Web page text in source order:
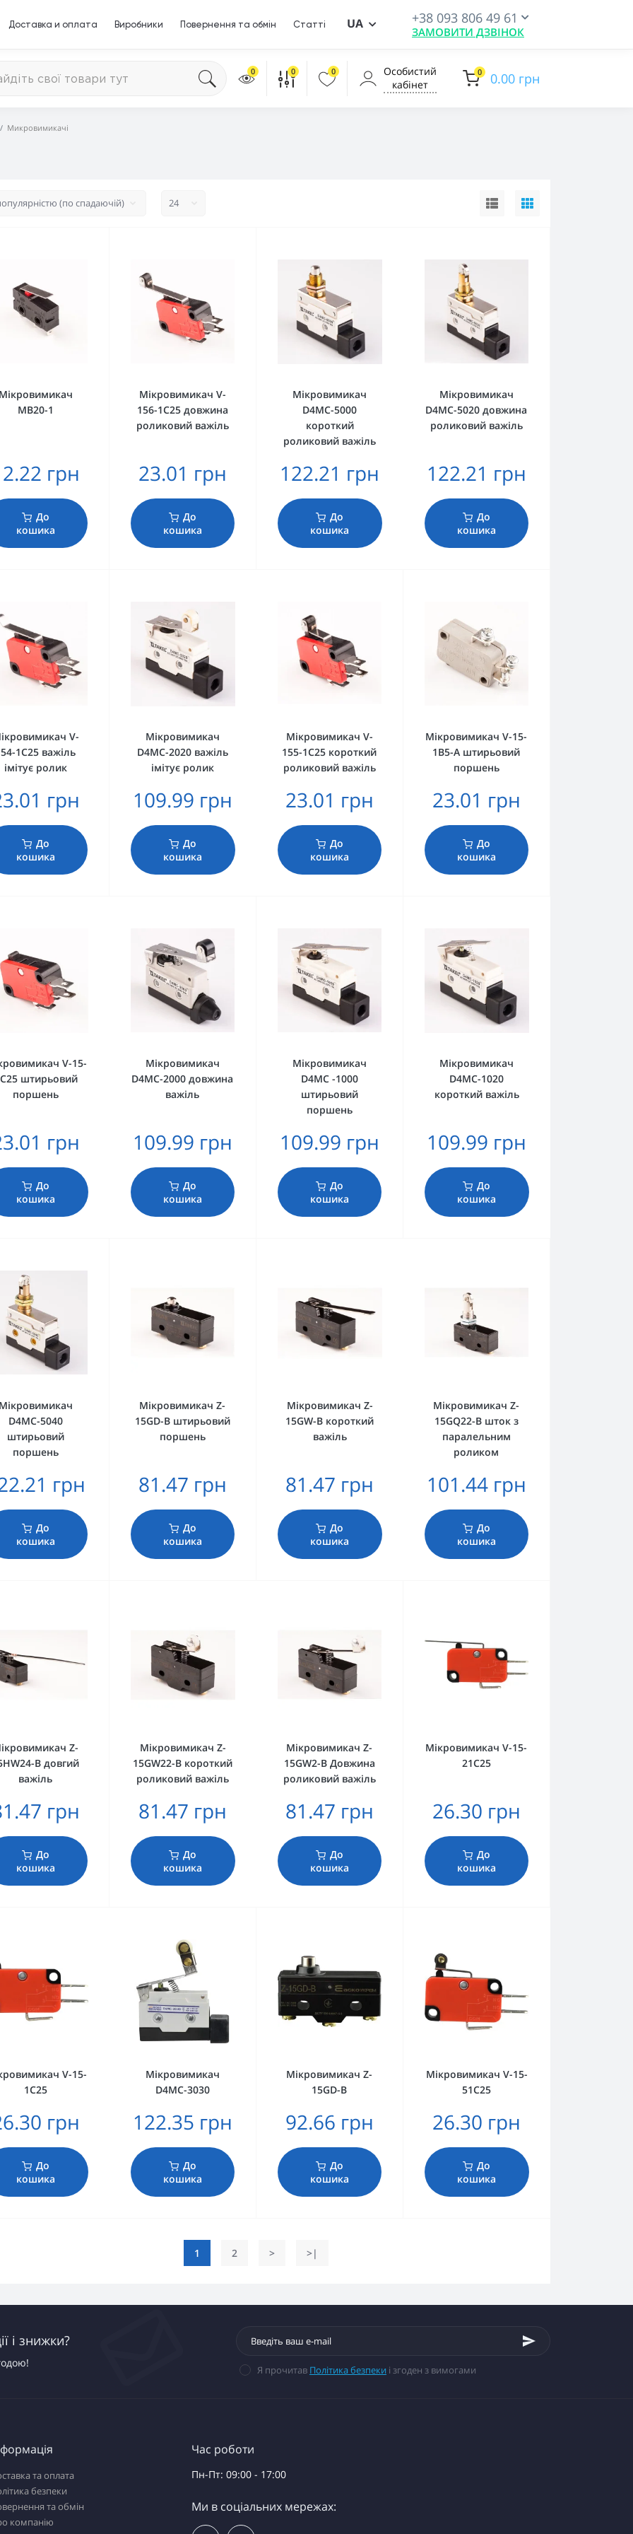
Доставка и оплата Виробники Повернення та обмін Статті UA +38 093 806 49 61
ЗАМОВИТИ ДЗВІНОК
0 0 0
Особистий
кабінет
0 0.00 грн
Микровимикачі
МВ20-1
грн
До
кошика
Мікровимикач V-
156-1C25 довжина
роликовий важіль
23.01 грн
До
кошика
Мікровимикач
D4MC-5000
короткий
роликовий важіль
122.21 грн
До
кошика
Мікровимикач
D4MC-5020 довжина
роликовий важіль
122.21 грн
До
кошика
V-
1C25 важіль
імітує ролик
грн
До
кошика
Мікровимикач
D4MC-2020 важіль
імітує ролик
109.99 грн
До
кошика
Мікровимикач V-
155-1C25 короткий
роликовий важіль
23.01 грн
До
кошика
Мікровимикач V-15-
1B5-A штирьовий
поршень
23.01 грн
До
кошика
V-15-
штирьовий
поршень
грн
До
кошика
Мікровимикач
D4MC-2000 довжина
важіль
109.99 грн
До
кошика
Мікровимикач
D4MC -1000
штирьовий
поршень
109.99 грн
До
кошика
Мікровимикач
D4MC-1020
короткий важіль
109.99 грн
До
кошика
D4MC-5040
штирьовий
поршень
грн
До
кошика
Мікровимикач Z-
15GD-B штирьовий
поршень
81.47 грн
До
кошика
Мікровимикач Z-
15GW-B короткий
важіль
81.47 грн
До
кошика
Мікровимикач Z-
15GQ22-B шток з
паралельним
роликом
101.44 грн
До
кошика
Z-
B довгий
важіль
грн
До
кошика
Мікровимикач Z-
15GW22-B короткий
роликовий важіль
81.47 грн
До
кошика
Мікровимикач Z-
15GW2-B Довжина
роликовий важіль
81.47 грн
До
кошика
Мікровимикач V-15-
21C25
26.30 грн
До
кошика
V-15-
1C25
грн
До
кошика
Мікровимикач
D4MC-3030
122.35 грн
До
кошика
Мікровимикач Z-
15GD-B
92.66 грн
До
кошика
Мікровимикач V-15-
51C25
26.30 грн
До
кошика
1 2 > >|
і знижки?
Я прочитав Політика безпеки і згоден з вимогами
та оплата
безпеки
та обмін
компанію
Час роботи
Пн-Пт: 09:00 - 17:00
Ми в соціальних мережах: